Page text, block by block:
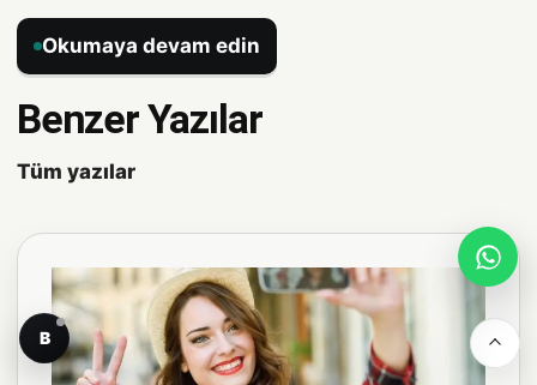
B
Okumaya devam edin
Benzer Yazılar
Tüm yazılar